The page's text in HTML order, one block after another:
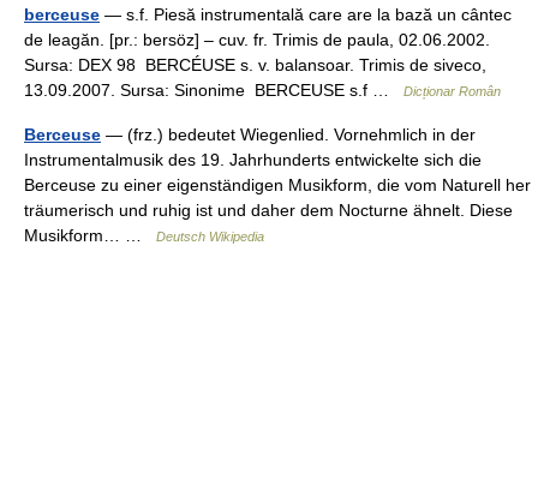
berceuse — s.f. Piesă instrumentală care are la bază un cântec
de leagăn. [pr.: bersöz] – cuv. fr. Trimis de paula, 02.06.2002.
Sursa: DEX 98 BERCÉUSE s. v. balansoar. Trimis de siveco,
13.09.2007. Sursa: Sinonime BERCEUSE s.f …
Dicționar Român
Berceuse — (frz.) bedeutet Wiegenlied. Vornehmlich in der
Instrumentalmusik des 19. Jahrhunderts entwickelte sich die
Berceuse zu einer eigenständigen Musikform, die vom Naturell her
träumerisch und ruhig ist und daher dem Nocturne ähnelt. Diese
Musikform… …
Deutsch Wikipedia